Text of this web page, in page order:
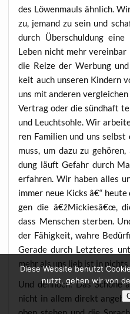
des Löwen­mauls ähn­lich.
zu, jemand zu sein und
durch Über­schul­dung
Leben nicht mehr
die Rei­ze der Wer­bung
keit auch unse­ren Kin­dern
uns mit ande­ren
Ver­trag oder die sünd­haft
und Leucht­soh­le. Wir
ren Fami­li­en und uns selbst
muss, um dazu zu
dung läuft Gefahr durch
erfah­ren. Wir haben alles
immer neue Kicks â€“
gen die â€žMickiesâ€œ,
dass Men­schen ster­ben.
der Fähig­keit, wah­re
Gera­de durch Letz­te­res
mehr als uns lieb ist in nichts
Und den­noch: Das Schö­ne
nicht in allem direkt
Diese Website benutzt
nutzt, gehen wir von